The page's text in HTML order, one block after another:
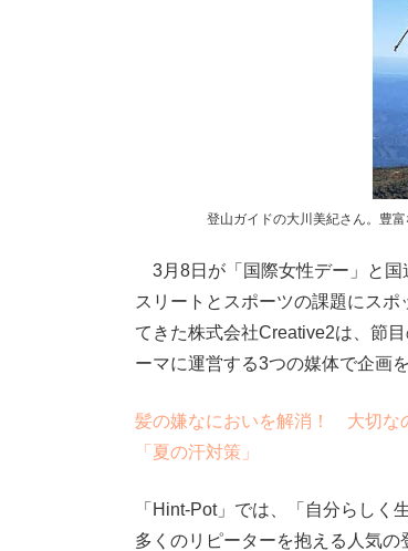
登山ガイドの大川美紀さん。豊
3月8日が「国際女性デー」と国
スリートとスポーツの課題にス
てきた株式会社Creative2は、節
ーマに運営する3つの媒体で企画
髪の嫌なにおいを解消！ 大切な
「夏の汗対策」
「Hint-Pot」では、「自分らし
多くのリピーターを抱える人気